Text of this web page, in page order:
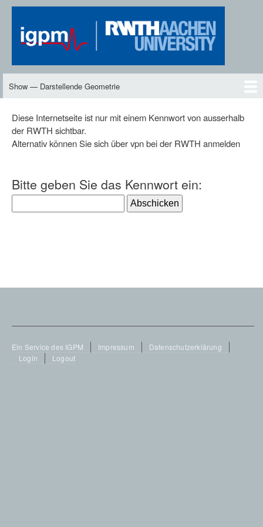
Skip
to
main
content
Darstellende
Show — Darstellende Geometrie
DG2
Neues
Inhalte
Skript
Vorlesungen
Übungen
DG-TV
DG2-TV
Downloads
Personen
Diese Internetseite ist nur mit einem Kennwort von ausserhalb
der RWTH sichtbar.
Alternativ können Sie sich über vpn bei der RWTH anmelden
Bitte geben Sie das Kennwort ein:
Footer
Ein Service des IGPM Impressum
Datenschutzerklärung
Login
Logout